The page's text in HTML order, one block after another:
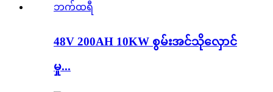
48V 200AH 10KW စွမ်းအင်သိုလှောင်
မှု...